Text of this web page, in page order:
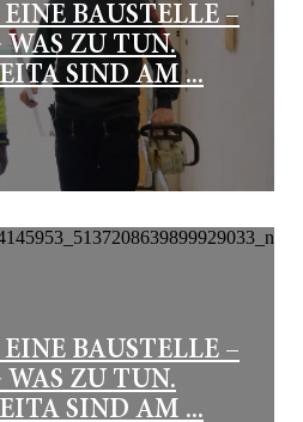
BAUSTELLE –
ZU TUN.
SIND AM ...
BAUSTELLE –
ZU TUN.
SIND AM ...